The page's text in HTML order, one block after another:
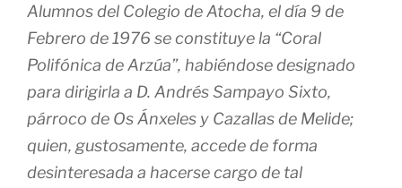
Alumnos del Colegio de Atocha, el día 9 de
Febrero de 1976 se constituye la “Coral
Polifónica de Arzúa”, habiéndose designado
para dirigirla a D. Andrés Sampayo Sixto,
párroco de Os Ánxeles y Cazallas de Melide;
quien, gustosamente, accede de forma
desinteresada a hacerse cargo de tal